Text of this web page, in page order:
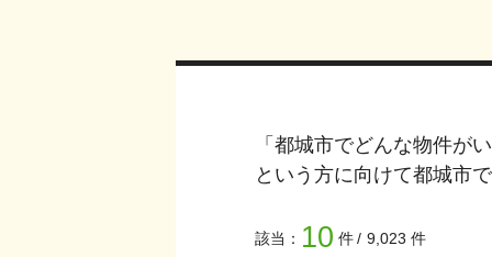
「 都城市でどんな物件が
という方に向けて都城市
該当： 10 件 9,023 件